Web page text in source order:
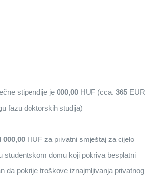
stipendije je 000,00 HUF (cca. 365 EUR
fazu doktorskih studija)
000,00 HUF za privatni smještaj za cijelo
studentskom domu koji pokriva besplatni
da pokrije troškove iznajmljivanja privatnog